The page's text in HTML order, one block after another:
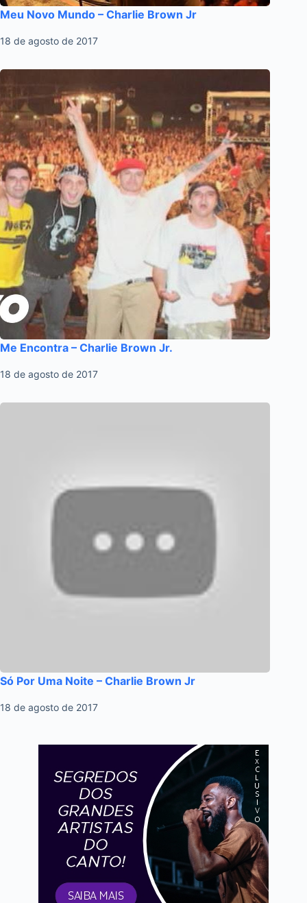
Meu Novo Mundo – Charlie Brown Jr
18 de agosto de 2017
Me Encontra – Charlie Brown Jr.
18 de agosto de 2017
Só Por Uma Noite – Charlie Brown Jr
18 de agosto de 2017